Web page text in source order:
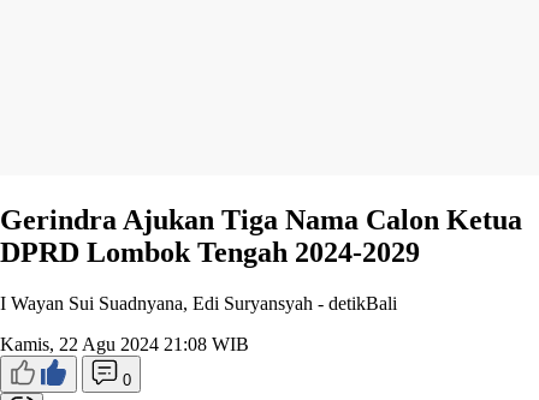
Gerindra Ajukan Tiga Nama Calon Ketua
DPRD Lombok Tengah 2024-2029
I Wayan Sui Suadnyana, Edi Suryansyah - detikBali
Kamis, 22 Agu 2024 21:08 WIB
0